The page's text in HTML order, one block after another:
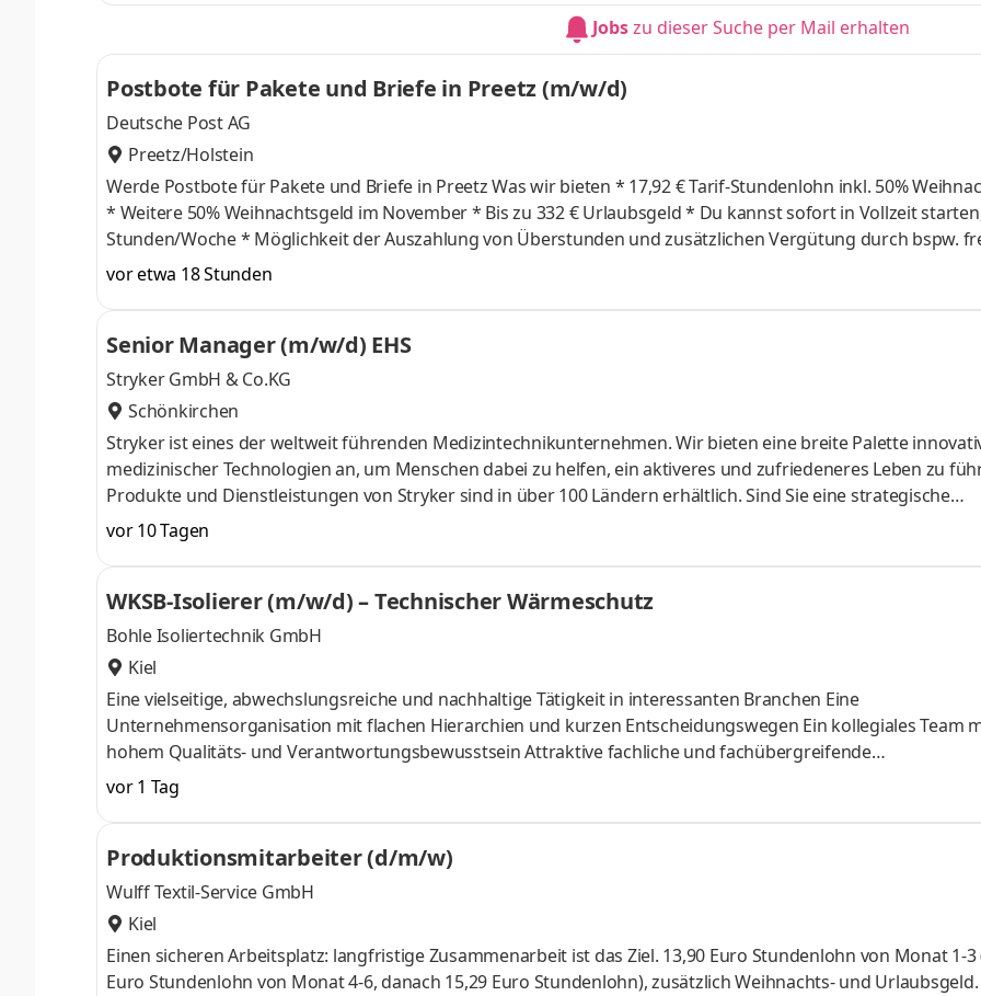
Teamgeist, Qualität und Leidenschaft für unser Handwerk. Wenn du Spaß an moderner Technik, präzisem
Jobszu dieser Suche per Mail erhalten
Postbote für Pakete und Briefe in Preetz (m/w/d)
Deutsche Post AG
Preetz/Holstein
Werde Postbote für Pakete und Briefe in Preetz Was wir bieten * 17,92 € Tarif-Stundenlohn inkl. 50% Weihnachtsgeld
* Weitere 50% Weihnachtsgeld im November * Bis zu 332 € Urlaubsgeld * Du kannst sofort in Vollzeit starten, 38,5
Stunden/Woche * Möglichkeit der Auszahlung von Überstunden und zusätzlichen Vergütung durch bspw. freiwillige
Rufbereitschaft * Ein krisensicherer Arbeitsplatz, garantierte Gehaltssteigerung gemäß Tarifvertrag und pünktliche
vor etwa 18 Stunden
Senior Manager (m/w/d) EHS
Stryker GmbH & Co.KG
Schönkirchen
Stryker ist eines der weltweit führenden Medizintechnikunternehmen. Wir bieten eine breite Palette
medizinischer Technologien an, um Menschen dabei zu helfen, ein aktiveres und zufriedeneres Leben zu
Produkte und Dienstleistungen von Stryker sind in über 100 Ländern erhältlich. Sind Sie eine strategische
Führungskraft mit Leidenschaft für die Produktion und einem Talent dafür, starke Partnerschaften in
Organisationen aufzubauen? Dann suchen wir Sie als fachliche und disziplinarische Führung des EHS-Teams
Senior Manager (m/w/d) EHS Aufgaben Fachliche und disziplinarische Führung des EHS-Teams sowie
EHS-Ressourcen außerhalb des direkten Tea
vor 10 Tagen
WKSB-Isolierer (m/w/d) – Technischer Wärmeschutz
Bohle Isoliertechnik GmbH
Kiel
Eine vielseitige, abwechslungsreiche und nachhaltige Tätigkeit in interessanten Branchen Eine
Unternehmensorganisation mit flachen Hierarchien und kurzen Entscheidungswegen Ein kollegiales Team mit
hohem Qualitäts- und Verantwortungsbewusstsein Attraktive fachliche und fachübergreifende
Entwicklungsmöglichkeiten Eine leistungsgerechte Vergütung Ein sicherer Arbeitsplatz in einem traditionsreichen
vor 1 Tag
Produktionsmitarbeiter (d/m/w)
Wulff Textil-Service GmbH
Kiel
Einen sicheren Arbeitsplatz: langfristige Zusammenarbeit ist das Ziel. 13,90 Euro Stundenlohn von Monat 1-3 (14,53
Euro Stundenlohn von Monat 4-6, danach 15,29 Euro Stundenlohn), zusätzlich Weihnachts- und Urlaubsgeld. 27